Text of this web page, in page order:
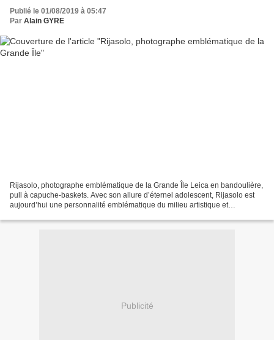
Publié le 01/08/2019 à 05:47
Par Alain GYRE
Rijasolo, photographe emblématique de la Grande Île Leica en bandoulière,
pull à capuche-baskets. Avec son allure d’éternel adolescent, Rijasolo est
aujourd’hui une personnalité emblématique du milieu artistique et
Publicité